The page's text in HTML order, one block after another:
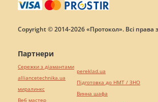
Copyright © 2014-2026 «Протокол». Всі права
Партнери
Сережки з діамантами
alliancetechnika.ua
миралинкс
Веб мастер
pereklad.ua
Підготовка до НМТ / ЗНО
Винна шафа